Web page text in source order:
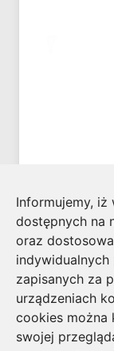
Już nigdy
po
Informujemy, iż
dostępnych na
oraz
zapisanych za
urządzeniach
cookies można
swojej